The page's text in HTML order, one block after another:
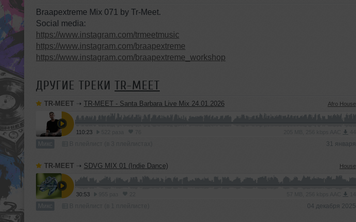
Braapextreme Mix 071 by Tr-Meet.
Social media:
https://www.instagram.com/trmeetmusic
https://www.instagram.com/braapextreme
https://www.instagram.com/braapextreme_workshop
ДРУГИЕ ТРЕКИ TR-MEET
TR-MEET ➝ TR-MEET - Santa Barbara Live Mix 24.01.2026 Afro House
110:23
Микс 31 января
TR-MEET ➝ SDVG MIX 01 (Indie Dance) House
30:53
Микс 04 декабря 2025